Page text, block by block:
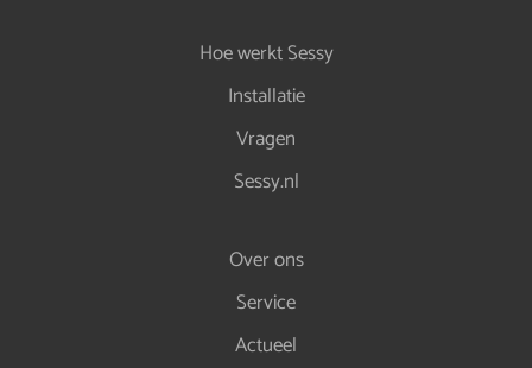
Hoe werkt Sessy
Installatie
Vragen
Sessy.nl
Over ons
Service
Actueel